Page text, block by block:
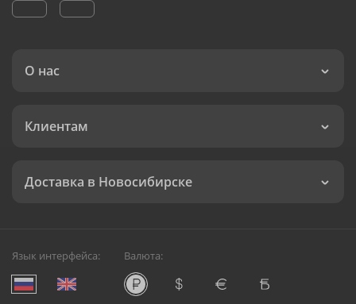
О нас
Клиентам
Доставка в Новосибирске
Язык интерфейса: Валюта: